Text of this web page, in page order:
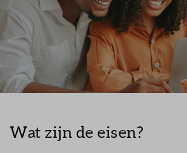
Wat zijn de eisen?